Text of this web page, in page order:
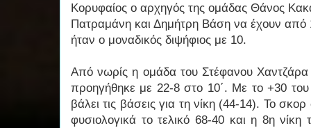
Κορυφαίος ο αρχηγός της ομάδας Θάνος
Πατραμάνη και Δημήτρη Βάση να έχουν
ήταν ο μοναδικός διψήφιος με 10.
Από νωρίς η ομάδα του Στέφανου Χαντζάρα
προηγήθηκε με 22-8 στο 10΄. Με το +30
βάλει τις βάσεις για τη νίκη (44-14). Το
φυσιολογικά το τελικό 68-40 και η 8η